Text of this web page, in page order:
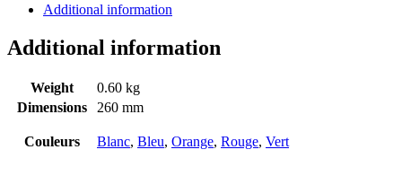
Additional information
Additional information
Weight
0.60 kg
Dimensions
260 mm
Couleurs Blanc, Bleu, Orange, Rouge, Vert